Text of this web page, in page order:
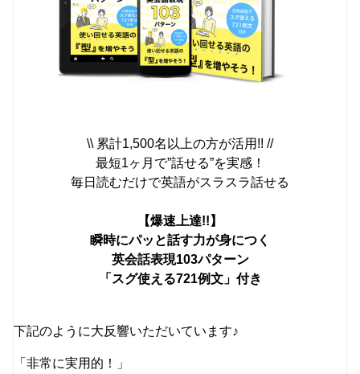
\\ 累計1,500名以上の方が活用!! //
最短1ヶ月で”話せる”を実感！
毎日読むだけで英語がスラスラ話せる
【爆速上達!!】
瞬時にパッと話す力が身につく
英会話表現103パターン
「スグ使える721例文」付き
下記のように大反響いただいています♪
「非常に実用的！」